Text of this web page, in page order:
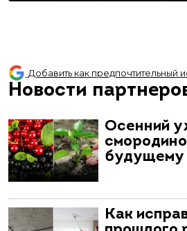
Добавить как предпочтительный
Новости
Осенний
Как